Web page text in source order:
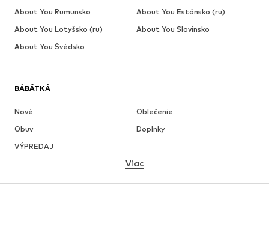
BÁBÄTKÁ
Nové
Oblečenie
Obuv
Doplnky
VÝPREDAJ
Viac
About You Rumunsko
About You Estónsko (ru)
About You Lotyšsko (ru)
About You Slovinsko
About You Švédsko